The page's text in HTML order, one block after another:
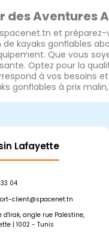
Aventures
et
kayaks gonflables
Que vous
Optez pour la
à vos besoins
gonflables à prix
Lafayette
04
client@spacenet.tn
d'Irak, angle rue Palestine,
| 1002 - Tunis